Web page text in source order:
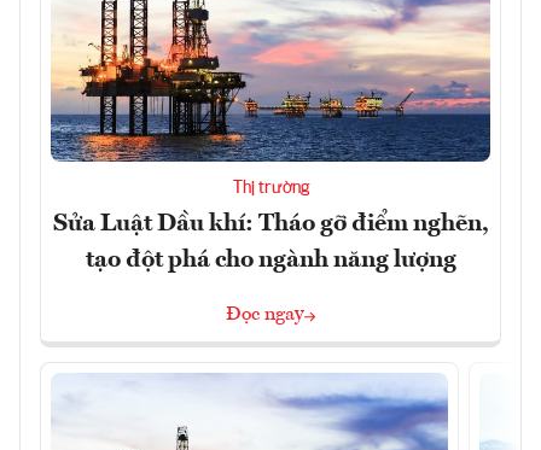
Thị trường
Sửa Luật Dầu khí: Tháo gỡ điểm nghẽn,
tạo đột phá cho ngành năng lượng
Đọc ngay